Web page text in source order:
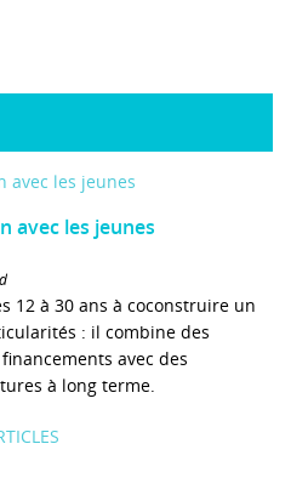
avec les jeunes
12 à 30 ans à coconstruire un
: il combine des
avec des
à long terme.